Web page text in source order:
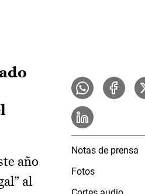
año
al
Notas de prensa
Fotos